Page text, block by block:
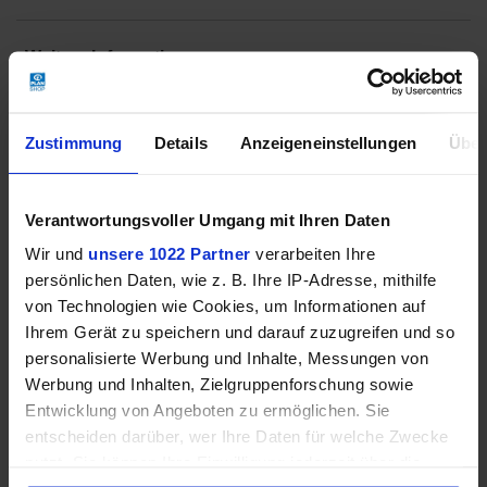
Zustimmung Details Anzeigeneinstellungen
Verantwortungsvoller Umgang mit Ihren Daten
Wir und unsere 1022 Partner verarbeiten Ihre
persönlichen Daten, wie z. B. Ihre IP-Adresse, mithilfe
von Technologien wie Cookies, um Informationen auf
Ihrem Gerät zu speichern und darauf zuzugreifen und so
personalisierte Werbung und Inhalte, Messungen von
Werbung und Inhalten, Zielgruppenforschung sowie
Entwicklung von Angeboten zu ermöglichen. Sie
entscheiden darüber, wer Ihre Daten für welche Zwecke
Weitere Informationen